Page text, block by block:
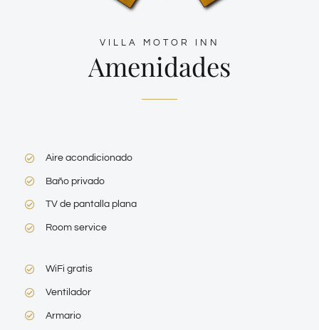
VILLA MOTOR INN
Amenidades
Aire acondicionado
Baño privado
TV de pantalla plana
Room service
WiFi gratis
Ventilador
Armario